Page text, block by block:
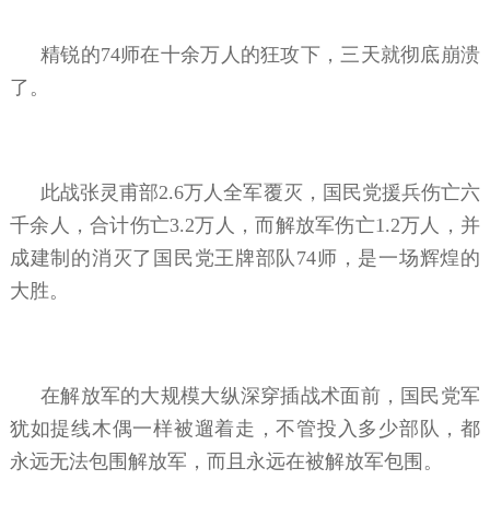
精锐的74师在十余万人的狂攻下，三天就彻底崩溃
了。
此战张灵甫部2.6万人全军覆灭，国民党援兵伤亡六
千余人，合计伤亡3.2万人，而解放军伤亡1.2万人，并
成建制的消灭了国民党王牌部队74师，是一场辉煌的
大胜。
在解放军的大规模大纵深穿插战术面前，国民党军
犹如提线木偶一样被遛着走，不管投入多少部队，都
永远无法包围解放军，而且永远在被解放军包围。